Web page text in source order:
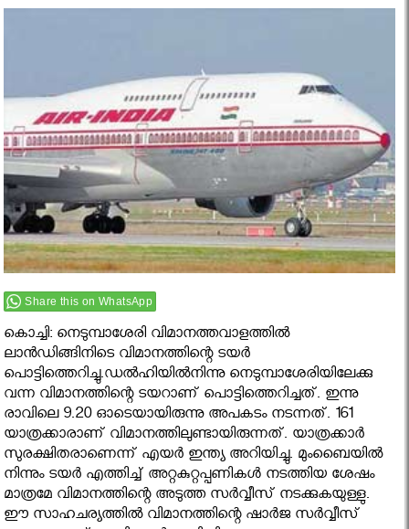
Share this on WhatsApp
കൊച്ചി: നെടുമ്പാശേരി വിമാനത്തവാളത്തില്‍
ലാന്‍ഡിങ്ങിനിടെ വിമാനത്തിന്റെ ടയര്‍
പൊട്ടിത്തെറിച്ചു.ഡല്‍ഹിയില്‍നിന്നു നെടുമ്പാശേരിയിലേക്കു
വന്ന വിമാനത്തിന്റെ ടയറാണ് പൊട്ടിത്തെറിച്ചത്. ഇന്നു
രാവിലെ 9.20 ഓടെയായിരുന്നു അപകടം നടന്നത്. 161
യാത്രക്കാരാണ് വിമാനത്തിലുണ്ടായിരുന്നത്. യാത്രക്കാര്‍
സുരക്ഷിതരാണെന്ന് എയര്‍ ഇന്ത്യ അറിയിച്ചു. മുംബൈയില്‍
നിന്നും ടയര്‍ എത്തിച്ച് അറ്റകുറ്റപ്പണികള്‍ നടത്തിയ ശേഷം
മാത്രമേ വിമാനത്തിന്റെ അടുത്ത സര്‍വ്വീസ് നടക്കുകയുള്ളു.
ഈ സാഹചര്യത്തില്‍ വിമാനത്തിന്റെ ഷാര്‍ജ സര്‍വ്വീസ്